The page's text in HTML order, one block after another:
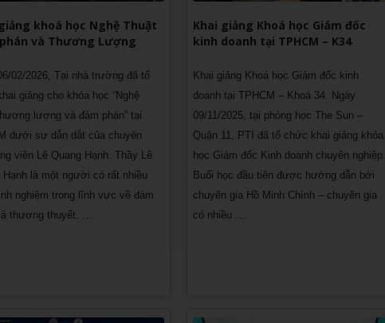
khoá học Nghệ Thuật
và Thương Lượng
02/2026, Tại nhà trường đã tổ
giảng cho khóa học “Nghệ
lượng và đàm phán” tại
dưới sự dẫn dắt của chuyên
viên Lê Quang Hạnh. Thầy Lê
Hạnh là một người có rất nhiều
nghiệm trong lĩnh vực về đàm
thương thuyết. …
Khai giảng Khoá học Giám đốc
kinh doanh tại TPHCM – K34
Khai giảng Khoá học Giám đốc kinh
doanh tại TPHCM – Khoá 34. Ngày
09/11/2025, tại phòng học The Sun –
Quận 11, PTI đã tổ chức khai giảng khóa
học Giám đốc Kinh doanh chuyên nghiệp.
Buổi học đầu tiên được hướng dẫn bởi
chuyên gia Hồ Minh Chính – chuyên gia
có nhiều …